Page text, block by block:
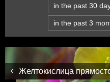
in the past 30
in the past 3
Желтокислица